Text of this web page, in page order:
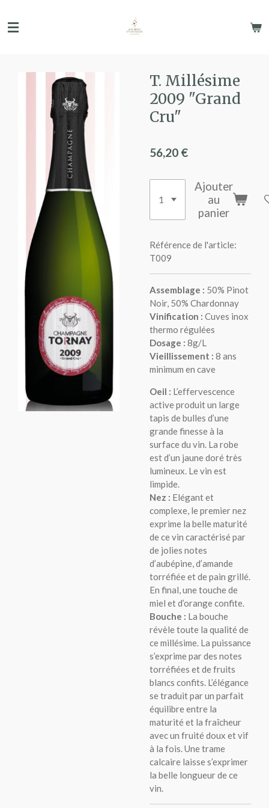
au
T. Millésime
2009 "Grand
Cru"
56,20 €
Ajouter
au
panier
Référence de l'article:
T009
Assemblage : 50% Pinot
Noir, 50% Chardonnay
Vinification : Cuves inox
thermo régulées
Dosage : 8g/L
Vieillissement : 8 ans
minimum en cave
Oeil : L’effervescence
active produit un large
tapis de bulles d’une
grande finesse à la
surface du vin. La robe
est d’un jaune doré très
lumineux. Le vin est
limpide.
Nez : Elégant et
complexe, le premier nez
exprime la belle maturité
de ce vin caractérisé par
de jolies notes
d’aubépine, d’amande
torréfiée et de pain grillé.
En final, une touche de
miel et d’orange confite.
Bouche : La bouche
révèle toute la qualité de
ce millésime. La puissance
s’exprime par des notes
torréfiées et de fruits
blancs confits. L’élégance
se traduit par un parfait
équilibre entre la
maturité et la fraîcheur
avec un fruité doux et vif
à la fois. Une trame
calcaire laisse s’exprimer
la belle longueur de ce
vin.